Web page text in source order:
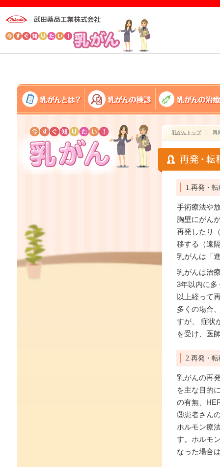
乳がんトップ 再
1.再発・
手術療法や
胸壁にがん
再発したり
移する（遠
乳がんは「
乳がんは治
3年以内に多
以上経って
多くの場合
すが、 症状
を受け、医
2.再発・
乳がんの再
を主な目的
の有無、
③患者さん
ホルモン療
す。ホルモ
なった場合